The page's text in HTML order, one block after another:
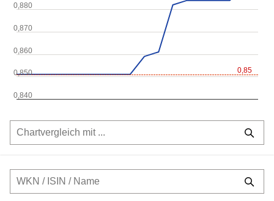
0,85
0,840
0,860
0,880
0,850
0,870